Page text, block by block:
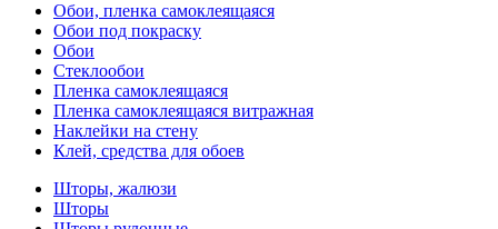
Обои, пленка самоклеящаяся
Обои под покраску
Обои
Стеклообои
Пленка самоклеящаяся
Пленка самоклеящаяся витражная
Наклейки на стену
Клей, средства для обоев
Шторы, жалюзи
Шторы